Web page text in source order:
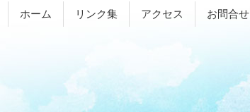
ホーム リンク集 アクセス お問合せ